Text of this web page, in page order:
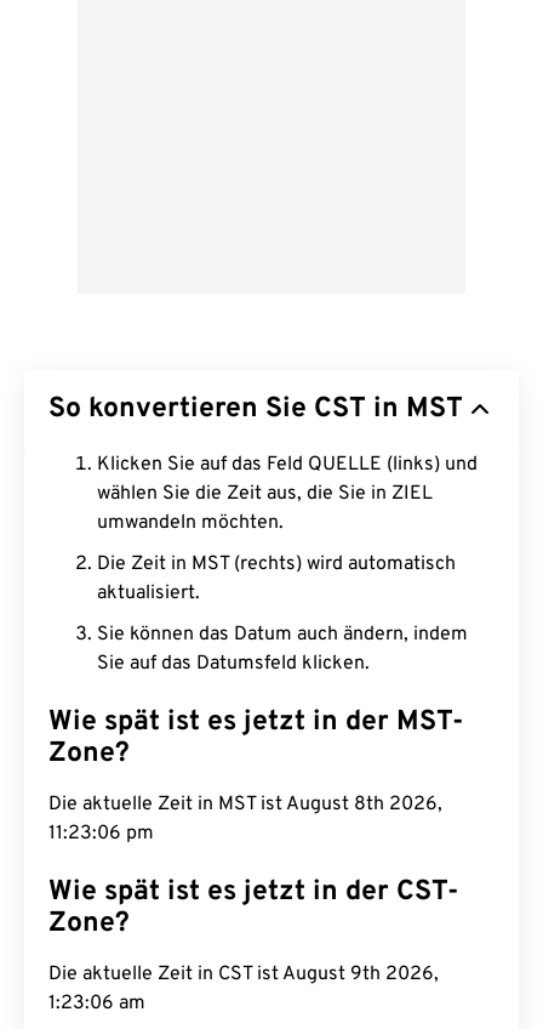
So konvertieren Sie CST in MST
Klicken Sie auf das Feld QUELLE (links) und
wählen Sie die Zeit aus, die Sie in ZIEL
umwandeln möchten.
Die Zeit in MST (rechts) wird automatisch
aktualisiert.
Sie können das Datum auch ändern, indem
Sie auf das Datumsfeld klicken.
Wie spät ist es jetzt in der MST-
Zone?
Die aktuelle Zeit in MST ist August 8th 2026,
11:23:07 pm
Wie spät ist es jetzt in der CST-
Zone?
Die aktuelle Zeit in CST ist August 9th 2026,
1:23:07 am